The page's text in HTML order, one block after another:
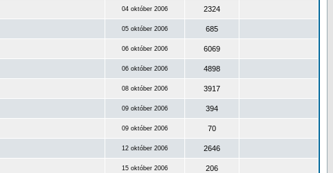
04 október 2006 2324
05 október 2006 685
06 október 2006 6069
06 október 2006 4898
08 október 2006 3917
09 október 2006 394
09 október 2006 70
12 október 2006 2646
15 október 2006 206